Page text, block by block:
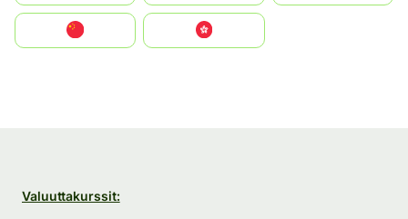
中國香港特別行政區
Valuuttakurssit: